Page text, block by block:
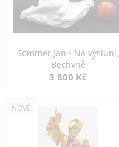
Sommer Jan - Na výsluní,
Bechyně
3 800 Kč
NOVÉ